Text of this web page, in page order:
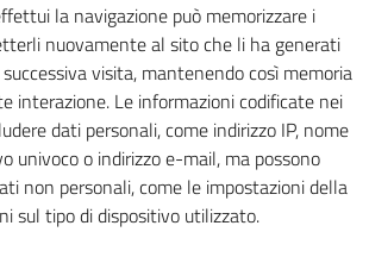
la navigazione può memorizzare i
nuovamente al sito che li ha generati
visita, mantenendo così memoria
interazione. Le informazioni codificate nei
dati personali, come indirizzo IP, nome
univoco o indirizzo e-mail, ma possono
non personali, come le impostazioni della
sul tipo di dispositivo utilizzato.